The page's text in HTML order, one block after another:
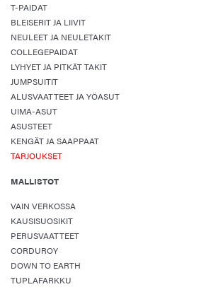
T-PAIDAT
BLEISERIT JA LIIVIT
NEULEET JA NEULETAKIT
COLLEGEPAIDAT
LYHYET JA PITKÄT TAKIT
JUMPSUITIT
ALUSVAATTEET JA YÖASUT
UIMA-ASUT
ASUSTEET
KENGÄT JA SAAPPAAT
TARJOUKSET
MALLISTOT
VAIN VERKOSSA
KAUSISUOSIKIT
PERUSVAATTEET
CORDUROY
DOWN TO EARTH
TUPLAFARKKU